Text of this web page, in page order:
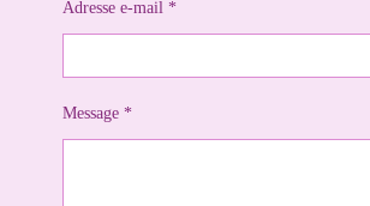
Adresse e-mail *
Message *